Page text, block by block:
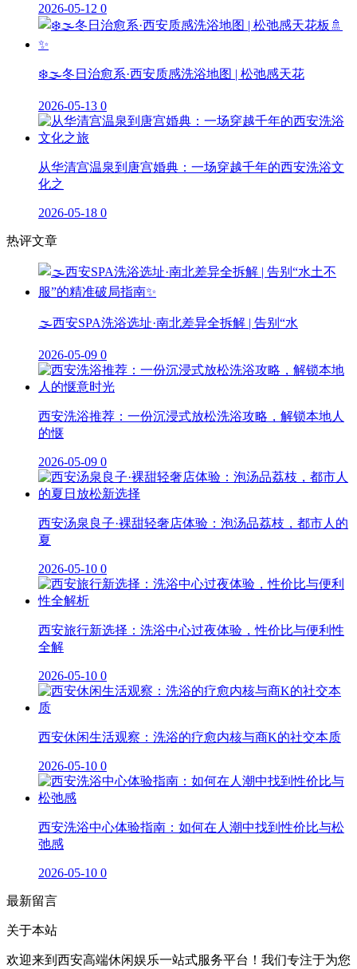
2026-05-12 0
❄️🌫️冬日治愈系·西安质感洗浴地图 | 松弛感天花
2026-05-13 0
从华清宫温泉到唐宫婚典：一场穿越千年的西安洗浴文
化之
2026-05-18 0
热评文章
🌫️西安SPA洗浴选址·南北差异全拆解 | 告别“水
2026-05-09 0
西安洗浴推荐：一份沉浸式放松洗浴攻略，解锁本地人
的惬
2026-05-09 0
西安汤泉良子·裸甜轻奢店体验：泡汤品荔枝，都市人的
夏
2026-05-10 0
西安旅行新选择：洗浴中心过夜体验，性价比与便利性
全解
2026-05-10 0
西安休闲生活观察：洗浴的疗愈内核与商K的社交本质
2026-05-10 0
西安洗浴中心体验指南：如何在人潮中找到性价比与松
弛感
2026-05-10 0
最新留言
关于本站
欢迎来到西安高端休闲娱乐一站式服务平台！我们专注于为您